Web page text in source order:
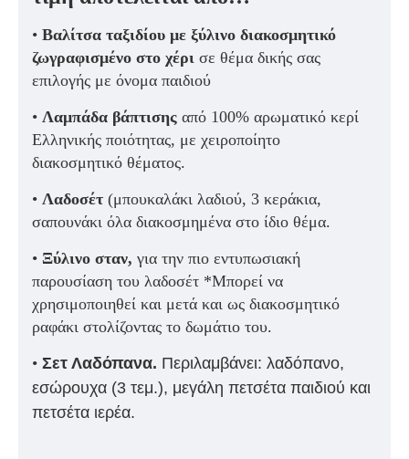
• Βαλίτσα ταξιδίου με ξύλινο διακοσμητικό
ζωγραφισμένο στο χέρι σε θέμα δικής σας
επιλογής με όνομα παιδιού
• Λαμπάδα βάπτισης από 100% αρωματικό κερί
Ελληνικής ποιότητας, με χειροποίητο
διακοσμητικό θέματος.
• Λαδοσέτ (μπουκαλάκι λαδιού, 3 κεράκια,
σαπουνάκι όλα διακοσμημένα στο ίδιο θέμα.
• Ξύλινο σταν, για την πιο εντυπωσιακή
παρουσίαση του λαδοσέτ *Μπορεί να
χρησιμοποιηθεί και μετά και ως διακοσμητικό
ραφάκι στολίζοντας το δωμάτιο του.
• Σετ Λαδόπανα. Περιλαμβάνει: λαδόπανο,
εσώρουχα (3 τεμ.), μεγάλη πετσέτα παιδιού και
πετσέτα ιερέα.